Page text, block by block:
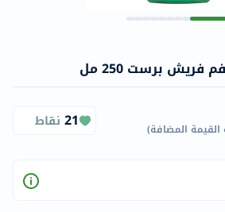
برست 250 مل
المضافة)
21 نقاط